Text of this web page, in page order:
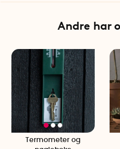
Andre har
Termometer og